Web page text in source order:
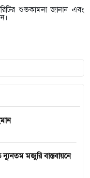
শুভকামনা জানান এবং
ন্যূনতম মজুরি বাস্তবায়নে